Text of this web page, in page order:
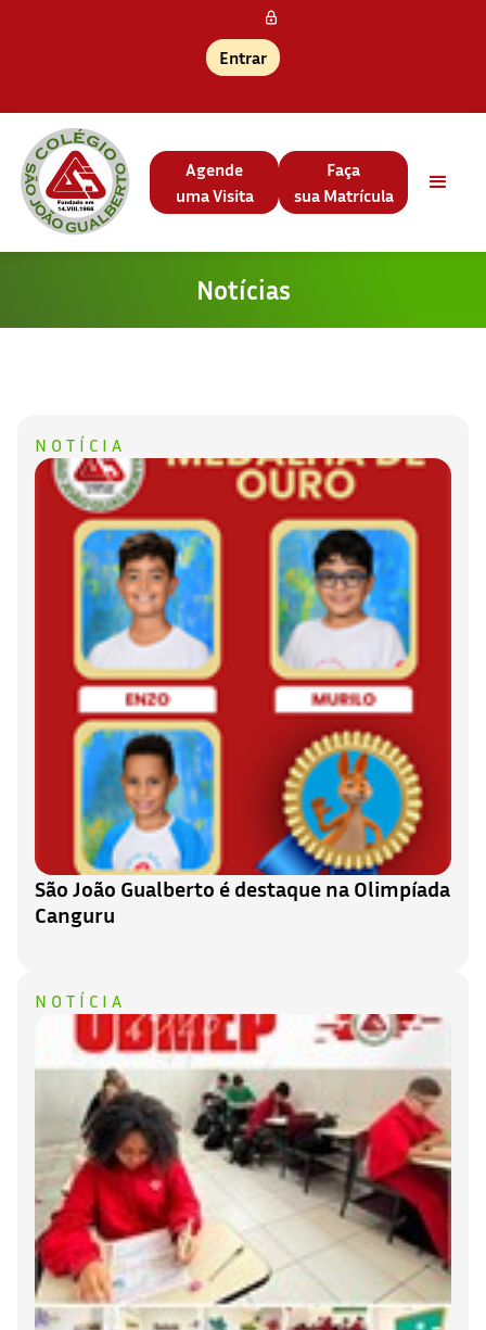
Entrar
Agende
uma Visita
Faça
sua Matrícula
Notícias
NOTÍCIA
São João Gualberto é destaque na Olimpíada
Canguru
NOTÍCIA